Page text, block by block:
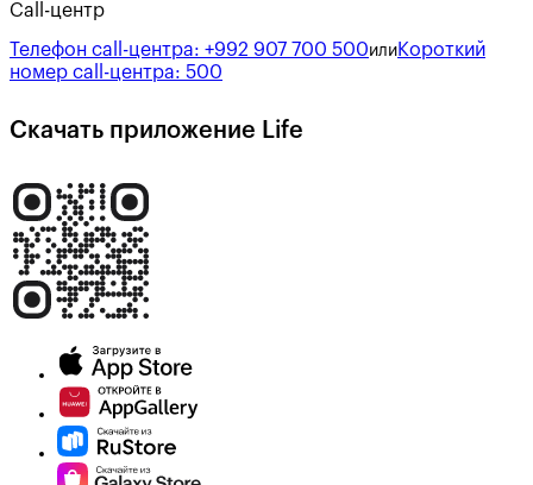
Call-центр
Телефон call-центра: +992 907 700 500или Короткий
номер call-центра: 500
Скачать приложение Life